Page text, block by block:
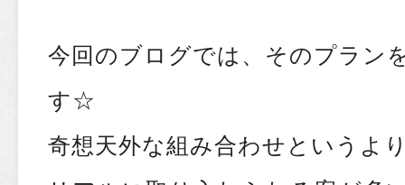
今回のブログでは、そのプラン
す☆
奇想天外な組み合わせというよ